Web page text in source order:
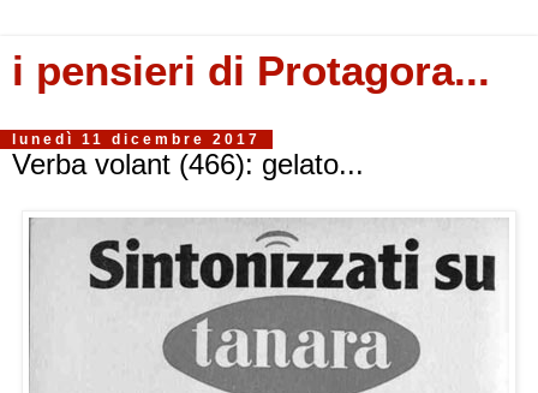
i pensieri di Protagora...
lunedì 11 dicembre 2017
Verba volant (466): gelato...